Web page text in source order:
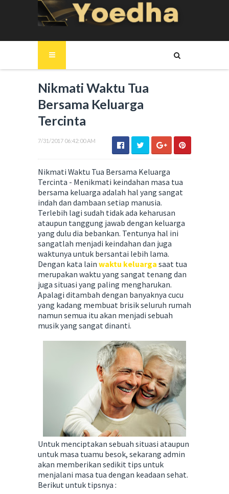
Nikmati Waktu Tua
Bersama Keluarga
Tercinta
7/31/2017 06:42:00 AM
Nikmati Waktu Tua Bersama Keluarga
Tercinta - Menikmati keindahan masa tua
bersama keluarga adalah hal yang sangat
indah dan dambaan setiap manusia.
Terlebih lagi sudah tidak ada keharusan
ataupun tanggung jawab dengan keluarga
yang dulu dia bebankan. Tentunya hal ini
sangatlah menjadi keindahan dan juga
waktunya untuk bersantai lebih lama.
Dengan kata lain waktu keluarga saat tua
merupakan waktu yang sangat tenang dan
juga situasi yang paling mengharukan.
Apalagi ditambah dengan banyaknya cucu
yang kadang membuat brisik seluruh rumah
namun semua itu akan menjadi sebuah
musik yang sangat dinanti.
Untuk menciptakan sebuah situasi ataupun
untuk masa tuamu besok, sekarang admin
akan memberikan sedikit tips untuk
menjalani masa tua dengan keadaan sehat.
Berikut untuk tipsnya :